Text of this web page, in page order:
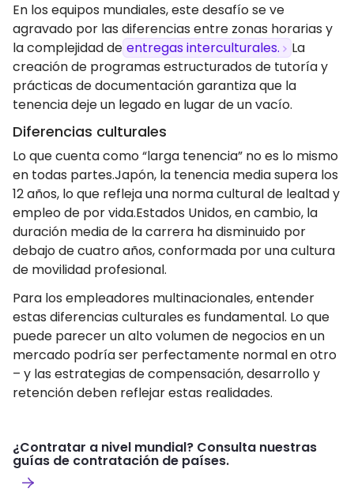
En los equipos mundiales, este desafío se ve
agravado por las diferencias entre zonas horarias y
la complejidad de entregas interculturales.
La
creación de programas estructurados de tutoría y
prácticas de documentación garantiza que la
tenencia deje un legado en lugar de un vacío.
Diferencias culturales
Lo que cuenta como “larga tenencia” no es lo mismo
en todas partes.Japón, la tenencia media supera los
12 años, lo que refleja una norma cultural de lealtad y
empleo de por vida.Estados Unidos, en cambio, la
duración media de la carrera ha disminuido por
debajo de cuatro años, conformada por una cultura
de movilidad profesional.
Para los empleadores multinacionales, entender
estas diferencias culturales es fundamental. Lo que
puede parecer un alto volumen de negocios en un
mercado podría ser perfectamente normal en otro
– y las estrategias de compensación, desarrollo y
retención deben reflejar estas realidades.
¿Contratar a nivel mundial? Consulta nuestras
guías de contratación de países.